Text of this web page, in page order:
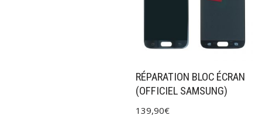
RÉPARATION BLOC ÉCRAN
(OFFICIEL SAMSUNG)
139,90€